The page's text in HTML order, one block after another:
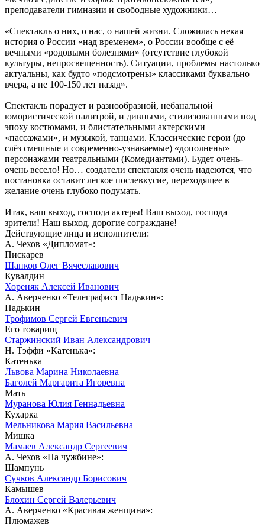
преподаватели гимназии и свободные художники…
«Спектакль о них, о нас, о нашей жизни. Сложилась некая
история о России «над временем», о России вообще с её
вечными «родовыми болезнями» (отсутствие глубокой
культуры, непросвещенность). Ситуации, проблемы настолько
актуальны, как будто «подсмотрены» классиками буквально
вчера, а не 100-150 лет назад».
Спектакль порадует и разнообразной, небанальной
юмористической палитрой, и дивными, стилизованными под
эпоху костюмами, и блистательными актерскими
«пассажами», и музыкой, танцами. Классические герои (до
слёз смешные и современно-узнаваемые) «дополнены»
персонажами театральными (Комедиантами). Будет очень-
очень весело! Но… создатели спектакля очень надеются, что
постановка оставит легкое послевкусие, переходящее в
желание очень глубоко подумать.
Итак, ваш выход, господа актеры! Ваш выход, господа
зрители! Наш выход, дорогие сограждане!
Действующие лица и исполнители:
А. Чехов «Дипломат»:
Пискарев
Шапков Олег Вячеславович
Кувалдин
Хореняк Алексей Иванович
А. Аверченко «Телеграфист Надькин»:
Надькин
Трофимов Сергей Евгеньевич
Его товарищ
Старжинский Иван Александрович
Н. Тэффи «Катенька»:
Катенька
Львова Марина Николаевна
Баголей Маргарита Игоревна
Мать
Муранова Юлия Геннадьевна
Кухарка
Мельникова Мария Васильевна
Мишка
Мамаев Александр Сергеевич
А. Чехов «На чужбине»:
Шампунь
Сучков Александр Борисович
Камышев
Блохин Сергей Валерьевич
А. Аверченко «Красивая женщина»:
Плюмажев